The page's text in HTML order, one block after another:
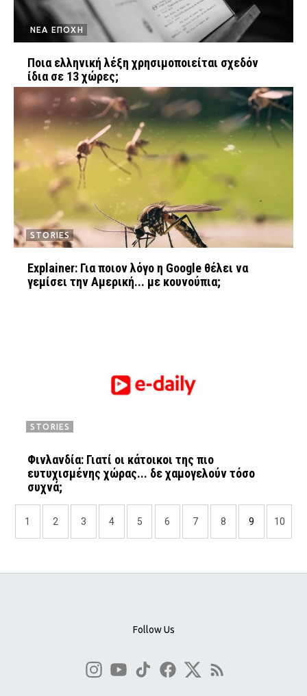
ΝΕΑ ΕΠΟΧΗ
Ποια ελληνική λέξη χρησιμοποιείται σχεδόν
ίδια σε 13 χώρες;
STORIES
Explainer: Για ποιον λόγο η Google θέλει να
γεμίσει την Αμερική... με κουνούπια;
STORIES
Φινλανδία: Γιατί oι κάτοικοι της πιο
ευτυχισμένης χώρας... δε χαμογελούν τόσο
συχνά;
1 2 3 4 5 6 7 8 9 10
Follow Us